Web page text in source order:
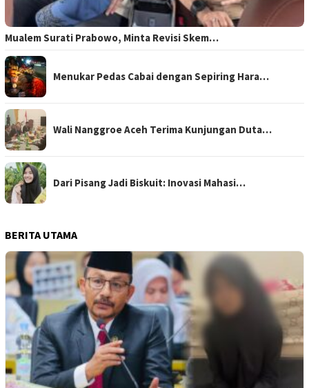
Mualem Surati Prabowo, Minta Revisi Skem…
Menukar Pedas Cabai dengan Sepiring Hara…
Wali Nanggroe Aceh Terima Kunjungan Duta…
Dari Pisang Jadi Biskuit: Inovasi Mahasi…
BERITA UTAMA